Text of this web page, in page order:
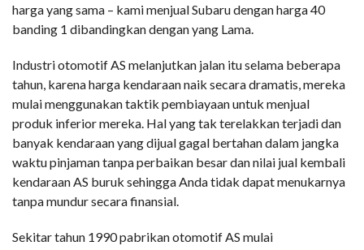
harga yang sama – kami menjual Subaru dengan harga 40
banding 1 dibandingkan dengan yang Lama.
Industri otomotif AS melanjutkan jalan itu selama beberapa
tahun, karena harga kendaraan naik secara dramatis, mereka
mulai menggunakan taktik pembiayaan untuk menjual
produk inferior mereka. Hal yang tak terelakkan terjadi dan
banyak kendaraan yang dijual gagal bertahan dalam jangka
waktu pinjaman tanpa perbaikan besar dan nilai jual kembali
kendaraan AS buruk sehingga Anda tidak dapat menukarnya
tanpa mundur secara finansial.
Sekitar tahun 1990 pabrikan otomotif AS mulai